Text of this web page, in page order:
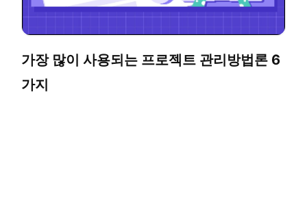
가장 많이 사용되는 프로젝트 관리방법론 6
가지